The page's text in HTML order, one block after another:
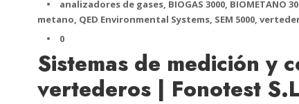
•
analizadores de gases, BIOGAS 3000, BIOMETANO
metano, QED Environmental Systems, SEM 5000,
•
0
Sistemas de medición y
vertederos | Fonotest